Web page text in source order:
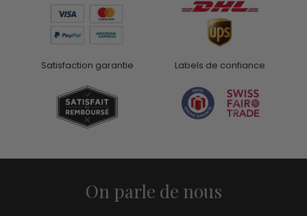
Satisfaction garantie Labels de confiance
On parle de nous